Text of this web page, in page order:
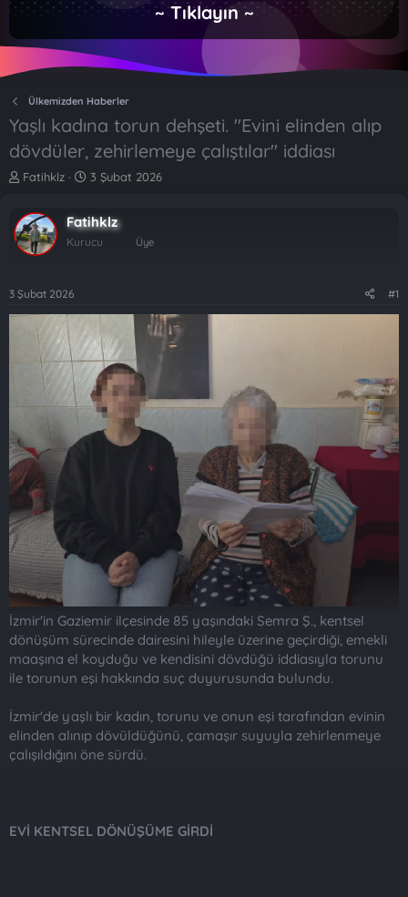
~ Tıklayın ~
Ülkemizden Haberler
Yaşlı kadına torun dehşeti. "Evini elinden alıp
dövdüler, zehirlemeye çalıştılar" iddiası
K
b
u
y
b
Fatihklz
B
l
a
a
r
h
i
3 Şubat 2026
Fatihklz
Kurucu Üye
3 Şubat 2026 #1
İzmir'in Gaziemir ilçesinde 85 yaşındaki Semra Ş., kentsel
dönüşüm sürecinde dairesini hileyle üzerine geçirdiği, emekli
maaşına el koyduğu ve kendisini dövdüğü iddiasıyla torunu
ile torunun eşi hakkında suç duyurusunda bulundu.
İzmir'de yaşlı bir kadın, torunu ve onun eşi tarafından evinin
elinden alınıp dövüldüğünü, çamaşır suyuyla zehirlenmeye
çalışıldığını öne sürdü.
EVİ KENTSEL DÖNÜŞÜME GİRDİ